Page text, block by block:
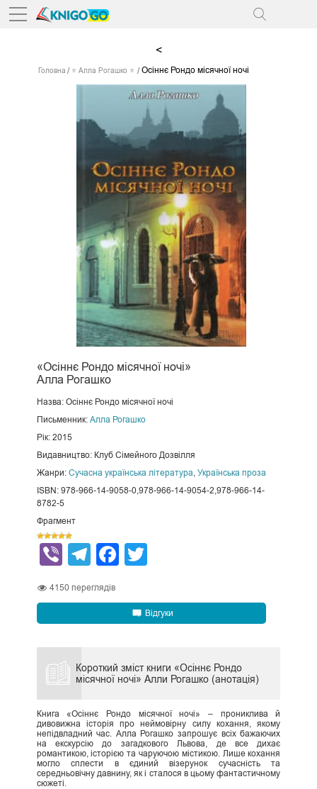
<
Головна ⭐ Алла Рогашко ⭐ Осіннє Рондо місячної ночі
«Осіннє Рондо місячної ночі»
Алла Рогашко
Назва: Осіннє Рондо місячної ночі
Письменник: Алла Рогашко
Рік: 2015
Видавництво: Клуб Сімейного Дозвілля
Жанри: Сучасна українська література, Українська проза
ISBN: 978-966-14-9058-0,978-966-14-9054-2,978-966-14-
8782-5
Фрагмент
ViberTelegram
Facebook
4150 переглядів
Відгуки
Короткий зміст книги «Осіннє Рондо
місячної ночі» Алли Рогашко (анотація)
Книга «Осіннє Рондо місячної ночі» – прониклива й
дивовижна історія про неймовірну силу кохання, якому
непідвладний час. Алла Рогашко запрошує всіх бажаючих
на екскурсію до загадкового Львова, де все дихає
романтикою, історією та чаруючою містикою. Лише кохання
могло сплести в єдиний візерунок сучасність та
середньовічну давнину, як і сталося в цьому фантастичному
сюжеті.